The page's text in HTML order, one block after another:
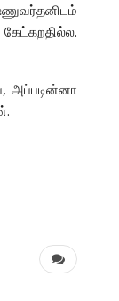
அப்படின்னா